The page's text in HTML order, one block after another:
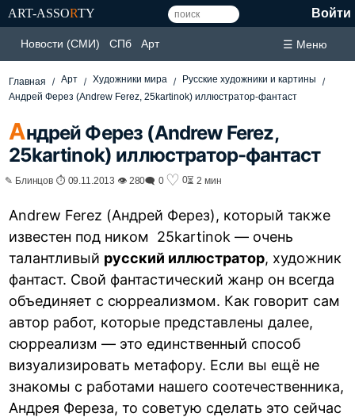
ART-ASSORTY Войти
Новости (СМИ) СПб Арт ☰ Меню
Главная Арт Художники мира
Русские художники и картины
Андрей Ферез (Andrew Ferez, 25kartinok) иллюстратор-фантаст
Андрей Ферез (Andrew Ferez,
25kartinok) иллюстратор-фантаст
✎ Блинцов ⏱ 09.11.2013 👁 280🗨 0 ♡ 0⏳ 2 мин
Andrew Ferez (Андрей Ферез), который также
известен под ником 25kartinok — очень
талантливый русский иллюстратор, художник
фантаст. Свой фантастический жанр он всегда
объединяет с сюрреализмом. Как говорит сам
автор работ, которые представлены далее,
сюрреализм — это единственный способ
визуализировать метафору. Если вы ещё не
знакомы с работами нашего соотечественника,
Андрея Фереза, то советую сделать это сейчас